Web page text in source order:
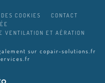
COOKIES
CONTACT
VENTILATION ET AÉRATION
sur copair-solutions.fr